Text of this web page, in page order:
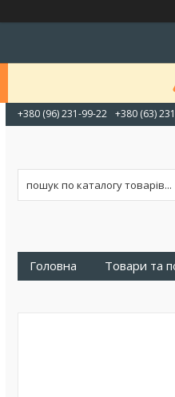
+380 (96) 231-99-22 +380 (63)
Головна Товари та